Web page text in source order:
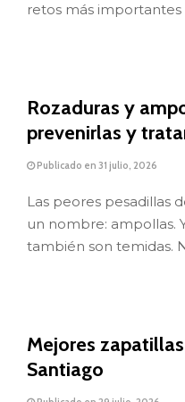
retos más
Rozaduras y
prevenirlas y
Publicado en 31 julio, 2026
Las peores pesadillas
un nombre: ampollas.
también son temidas.
Mejores
Santiago